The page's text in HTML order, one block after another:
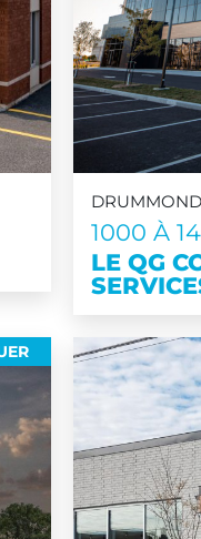
1000 À
LE QG